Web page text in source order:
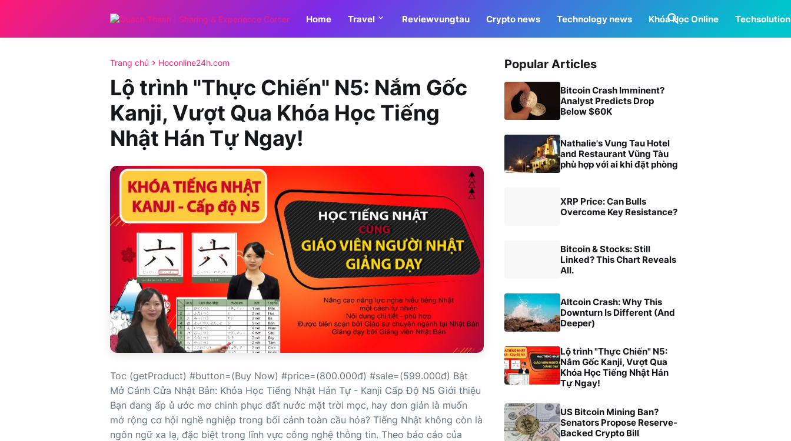
Home Travel Reviewvungtau Crypto news Technology news Khóa Học Online
Trang chủ Hoconline24h.com
Lộ trình "Thực Chiến" N5: Nắm Gốc
Kanji, Vượt Qua Khóa Học Tiếng
Nhật Hán Tự Ngay!
Toc (getProduct) #button=(Buy Now) #price=(800.000đ) #sale=(599.000đ) Bật
Mở Cánh Cửa Nhật Bản: Khóa Học Tiếng Nhật Hán Tự - Kanji Cấp Độ N5 Giới thiệu
Bạn đang ấp ủ ước mơ chinh phục đất nước mặt trời mọc, hay đơn giản là muốn
mở rộng cơ hội nghề nghiệp trong bối cảnh toàn cầu hóa? Tiếng Nhật không còn là
ngôn ngữ xa lạ, đặc biệt trong lĩnh vực công nghệ thông tin. Theo báo cáo của
Popular Articles
Bitcoin Crash Imminent?
Analyst Predicts Drop
Below $60K
Nathalie's Vung Tau Hotel
and Restaurant Vũng Tàu
phù hợp với ai khi đặt phòng
XRP Price: Can Bulls
Overcome Key Resistance?
Bitcoin & Stocks: Still
Linked? This Chart Reveals
All.
Altcoin Crash: Why This
Downturn Is Different (And
Deeper)
Lộ trình "Thực Chiến" N5:
Nắm Gốc Kanji, Vượt Qua
Khóa Học Tiếng Nhật Hán
Tự Ngay!
US Bitcoin Mining Ban?
Senators Propose Reserve-
Backed Crypto Bill